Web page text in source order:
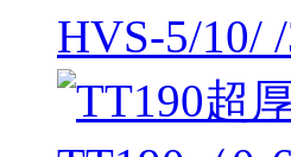
HVS-5/10/